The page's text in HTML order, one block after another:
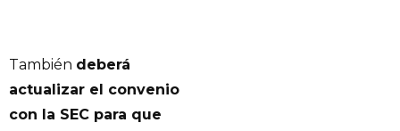
También deberá
actualizar el convenio
con la SEC para que